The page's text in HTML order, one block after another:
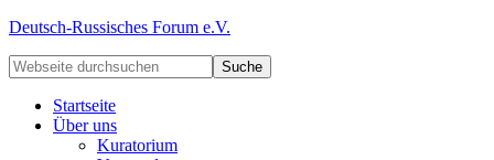
Deutsch-Russisches Forum e.V.
Startseite
Über uns
Kuratorium